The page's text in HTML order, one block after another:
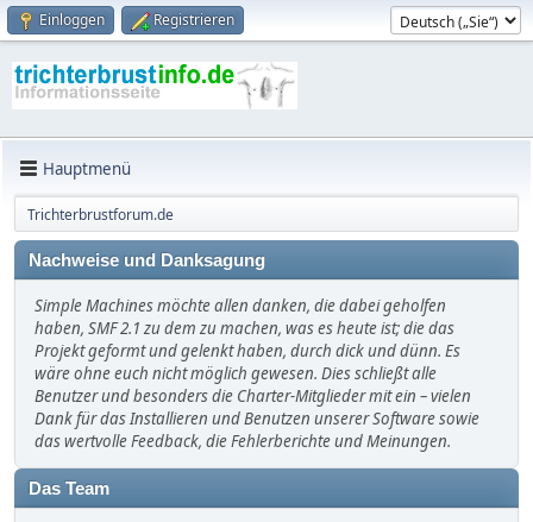
Einloggen Registrieren
Hauptmenü
Trichterbrustforum.de
Nachweise und Danksagung
Simple Machines möchte allen danken, die dabei geholfen
haben, SMF 2.1 zu dem zu machen, was es heute ist; die das
Projekt geformt und gelenkt haben, durch dick und dünn. Es
wäre ohne euch nicht möglich gewesen. Dies schließt alle
Benutzer und besonders die Charter-Mitglieder mit ein – vielen
Dank für das Installieren und Benutzen unserer Software sowie
das wertvolle Feedback, die Fehlerberichte und Meinungen.
Das Team